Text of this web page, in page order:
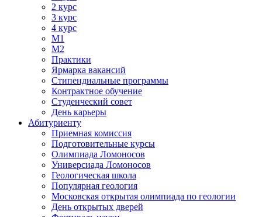
2 курс
3 курс
4 курс
М1
М2
Практики
Ярмарка вакансий
Стипендиальные программы
Контрактное обучение
Студенческий совет
День карьеры
Абитуриенту
Приемная комиссия
Подготовительные курсы
Олимпиада Ломоносов
Универсиада Ломоносов
Геологическая школа
Популярная геология
Московская открытая олимпиада по геологии
День открытых дверей